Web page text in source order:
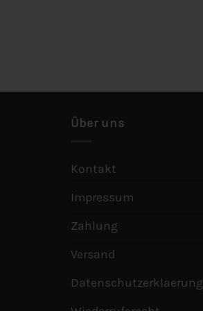
Über uns
Kontakt
Impressum
Zahlung
Versand
Datenschutzerklaerung